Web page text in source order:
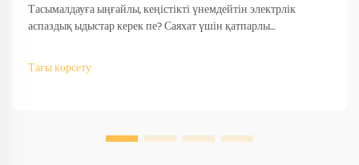
Тасымалдауға ыңғайлы, кеңістікті үнемдейтін электрлік
аспаздық ыдыстар керек пе? Саяхат үшін қатпарлы
OEM/ODM қолдау, жылдам прототиптеу және халықаралық
сәйкестік. Бүгін-ақ сұраныс беріңіз.
Тағы көрсету